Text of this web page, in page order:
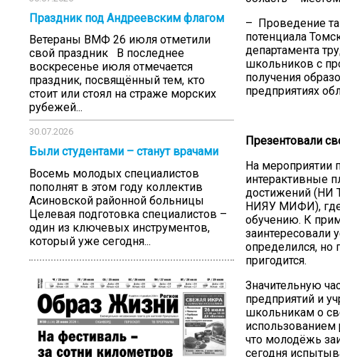
Праздник под Андреевским флагом
Ветераны ВМФ 26 июля отметили
свой праздник В последнее
воскресенье июля отмечается
праздник, посвящённый тем, кто
стоит или стоял на страже морских
рубежей...
30.07.2026
Были студентами – станут врачами
Восемь молодых специалистов
пополнят в этом году коллектив
Асиновской районной больницы
Целевая подготовка специалистов –
один из ключевых инструментов,
который уже сегодня...
– Проведение
потенциала
департамента
школьников с
получения
предприятиях
Презентовали
На мероприятии
интерактивные
достижений (НИ
НИЯУ МИФИ), где
обучению. К
заинтересовали
определился, но
пригодится.
Значительную
предприятий и
школьникам о
использованием
что молодёжь
сегодня